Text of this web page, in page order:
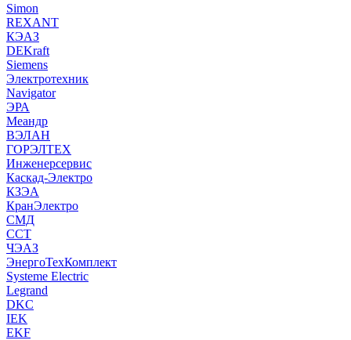
Simon
REXANT
КЭАЗ
DEKraft
Siemens
Электротехник
Navigator
ЭРА
Меандр
ВЭЛАН
ГОРЭЛТЕХ
Инженерсервис
Каскад-Электро
КЗЭА
КранЭлектро
СМД
ССТ
ЧЭАЗ
ЭнергоТехКомплект
Systeme Electric
Legrand
DKC
IEK
EKF